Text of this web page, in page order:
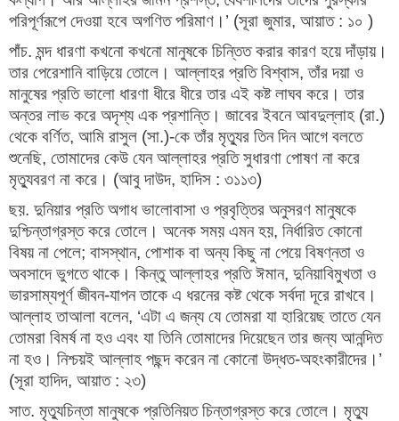
পরিপূর্ণরূপে দেওয়া হবে অগণিত পরিমাণ।’ (সূরা জুমার, আয়াত : ১০ )
পাঁচ. মন্দ ধারণা কখনো কখনো মানুষকে চিন্তিত করার কারণ হয়ে দাঁড়ায়।
তার পেরেশানি বাড়িয়ে তোলে। আল্লাহর প্রতি বিশ্বাস, তাঁর দয়া ও
মানুষের প্রতি ভালো ধারণা ধীরে ধীরে তার এই কষ্ট লাঘব করে। তার
অন্তর লাভ করে অদৃশ্য এক প্রশান্তি। জাবের ইবনে আবদুল্লাহ (রা.)
থেকে বর্ণিত, আমি রাসুল (সা.)-কে তাঁর মৃত্যুর তিন দিন আগে বলতে
শুনেছি, তোমাদের কেউ যেন আল্লাহর প্রতি সুধারণা পোষণ না করে
মৃত্যুবরণ না করে। (আবু দাউদ, হাদিস : ৩১১৩)
ছয়. দুনিয়ার প্রতি অগাধ ভালোবাসা ও প্রবৃত্তির অনুসরণ মানুষকে
দুশ্চিন্তাগ্রস্ত করে তোলে। অনেক সময় এমন হয়, নির্ধারিত কোনো
বিষয় না পেলে; বাসস্থান, পোশাক বা অন্য কিছু না পেয়ে বিষণ্নতা ও
অবসাদে ভুগতে থাকে। কিন্তু আল্লাহর প্রতি ঈমান, দুনিয়াবিমুখতা ও
ভারসাম্যপূর্ণ জীবন-যাপন তাকে এ ধরনের কষ্ট থেকে সর্বদা দূরে রাখবে।
আল্লাহ তাআলা বলেন, ‘এটা এ জন্য যে তোমরা যা হারিয়েছ তাতে যেন
তোমরা বিমর্ষ না হও এবং যা তিনি তোমাদের দিয়েছেন তার জন্য আনন্দিত
না হও। নিশ্চয়ই আল্লাহ পছন্দ করেন না কোনো উদ্ধত-অহংকারীদের।’
(সূরা হাদিদ, আয়াত : ২৩)
সাত. মৃত্যুচিন্তা মানুষকে প্রতিনিয়ত চিন্তাগ্রস্ত করে তোলে। মৃত্যু